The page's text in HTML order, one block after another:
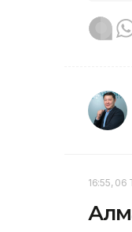
16:55, 06